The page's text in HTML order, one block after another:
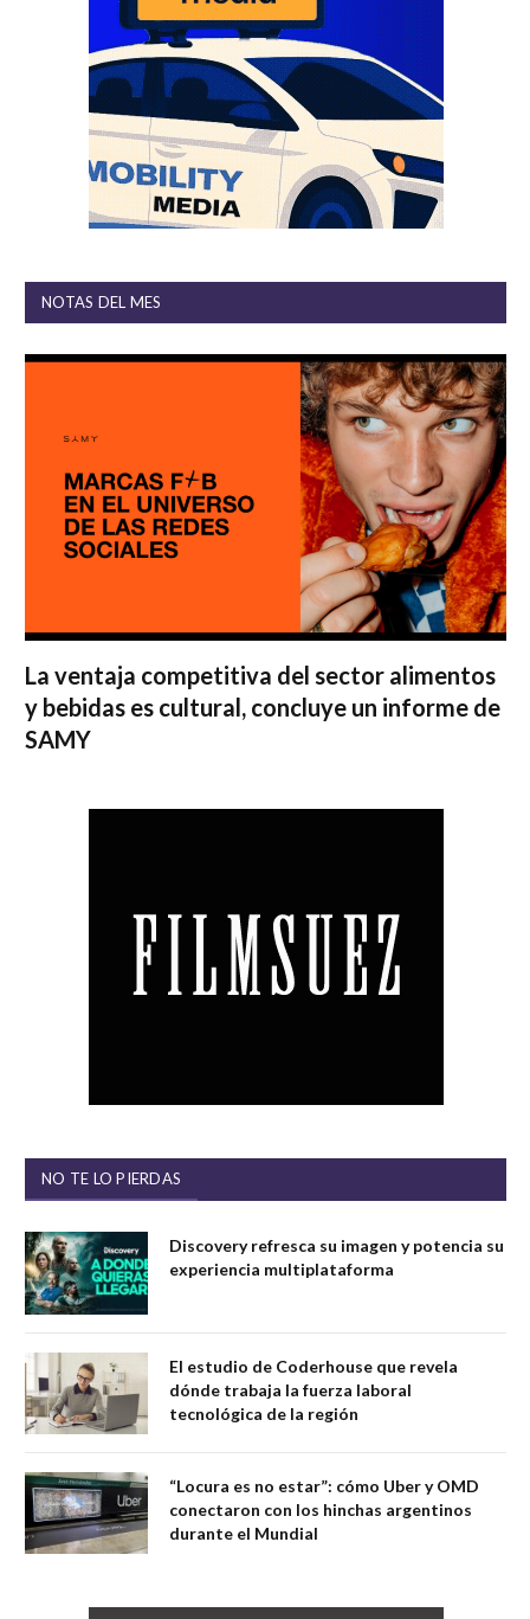
NOTAS DEL MES
La ventaja competitiva del sector alimentos
y bebidas es cultural, concluye un informe de
SAMY
NO TE LO PIERDAS
Discovery refresca su imagen y potencia su
experiencia multiplataforma
El estudio de Coderhouse que revela
dónde trabaja la fuerza laboral
tecnológica de la región
“Locura es no estar”: cómo Uber y OMD
conectaron con los hinchas argentinos
durante el Mundial